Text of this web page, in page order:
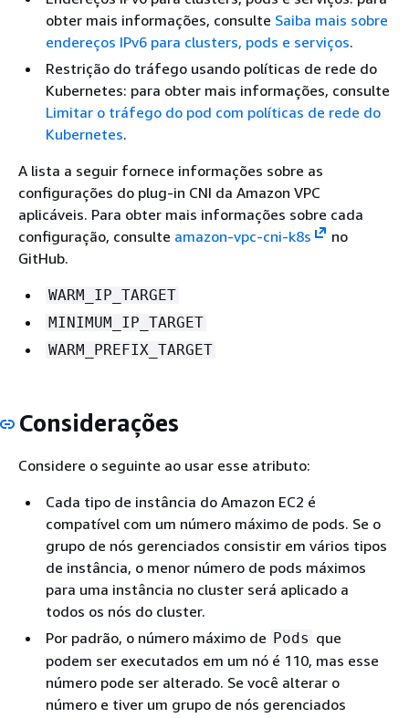
obter mais informações, consulte Saiba mais sobre
endereços IPv6 para clusters, pods e serviços.
Restrição do tráfego usando políticas de rede do
Kubernetes: para obter mais informações, consulte
Limitar o tráfego do pod com políticas de rede do
Kubernetes.
A lista a seguir fornece informações sobre as
configurações do plug-in CNI da Amazon VPC
aplicáveis. Para obter mais informações sobre cada
configuração, consulte amazon-vpc-cni-k8s
no
GitHub.
WARM_IP_TARGET
MINIMUM_IP_TARGET
WARM_PREFIX_TARGET
Considerações
Considere o seguinte ao usar esse atributo:
Cada tipo de instância do Amazon EC2 é
compatível com um número máximo de pods. Se o
grupo de nós gerenciados consistir em vários tipos
de instância, o menor número de pods máximos
para uma instância no cluster será aplicado a
todos os nós do cluster.
Por padrão, o número máximo de Pods que
podem ser executados em um nó é 110, mas esse
número pode ser alterado. Se você alterar o
número e tiver um grupo de nós gerenciados